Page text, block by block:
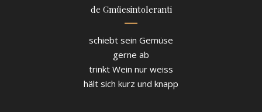
de Gmüesintoleranti
schiebt sein Gemüse
gerne ab
trinkt Wein nur weiss
hält sich kurz und knapp